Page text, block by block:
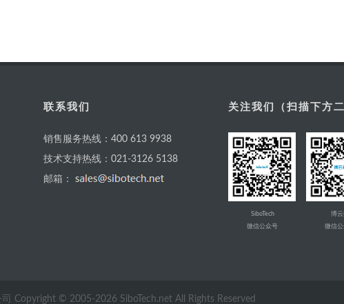
联系我们
销售服务热线：400 613 9938
技术支持热线：021-3126 5138
邮箱：
关注我们（扫描下方
SiboTech
微信公众号
博
微信
司 Copyright © 2005-2026 SiboTech.net All Rights Reserved